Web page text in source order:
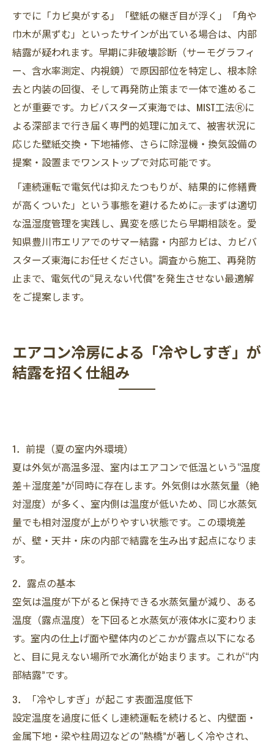
すでに「カビ臭がする」「壁紙の継ぎ目が浮く」「角や
巾木が黒ずむ」といったサインが出ている場合は、内部
結露が疑われます。早期に非破壊診断（サーモグラフィ
ー、含水率測定、内視鏡）で原因部位を特定し、根本除
去と内装の回復、そして再発防止策まで一体で進めるこ
とが重要です。カビバスターズ東海では、MIST工法Ⓡに
よる深部まで行き届く専門的処理に加えて、被害状況に
応じた壁紙交換・下地補修、さらに除湿機・換気設備の
提案・設置までワンストップで対応可能です。
「連続運転で電気代は抑えたつもりが、結果的に修繕費
が高くついた」という事態を避けるために――。まずは適切
な温湿度管理を実践し、異変を感じたら早期相談を。愛
知県豊川市エリアでのサマー結露・内部カビは、カビバ
スターズ東海にお任せください。調査から施工、再発防
止まで、電気代の“見えない代償”を発生させない最適解
をご提案します。
エアコン冷房による「冷やしすぎ」が
結露を招く仕組み
1．前提（夏の室内外環境）
夏は外気が高温多湿、室内はエアコンで低温という“温度
差＋湿度差”が同時に存在します。外気側は水蒸気量（絶
対湿度）が多く、室内側は温度が低いため、同じ水蒸気
量でも相対湿度が上がりやすい状態です。この環境差
が、壁・天井・床の内部で結露を生み出す起点になりま
す。
2．露点の基本
空気は温度が下がると保持できる水蒸気量が減り、ある
温度（露点温度）を下回ると水蒸気が液体水に変わりま
す。室内の仕上げ面や壁体内のどこかが露点以下になる
と、目に見えない場所で水滴化が始まります。これが“内
部結露”です。
3．「冷やしすぎ」が起こす表面温度低下
設定温度を過度に低くし連続運転を続けると、内壁面・
金属下地・梁や柱周辺などの“熱橋”が著しく冷やされ、